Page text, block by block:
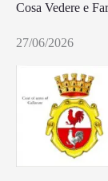
Cosa Vedere e
27/06/2026